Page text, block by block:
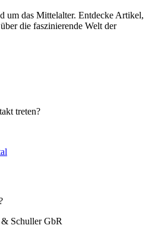
um das Mittelalter. Entdecke Artikel,
die faszinierende Welt der
treten?
Schuller GbR